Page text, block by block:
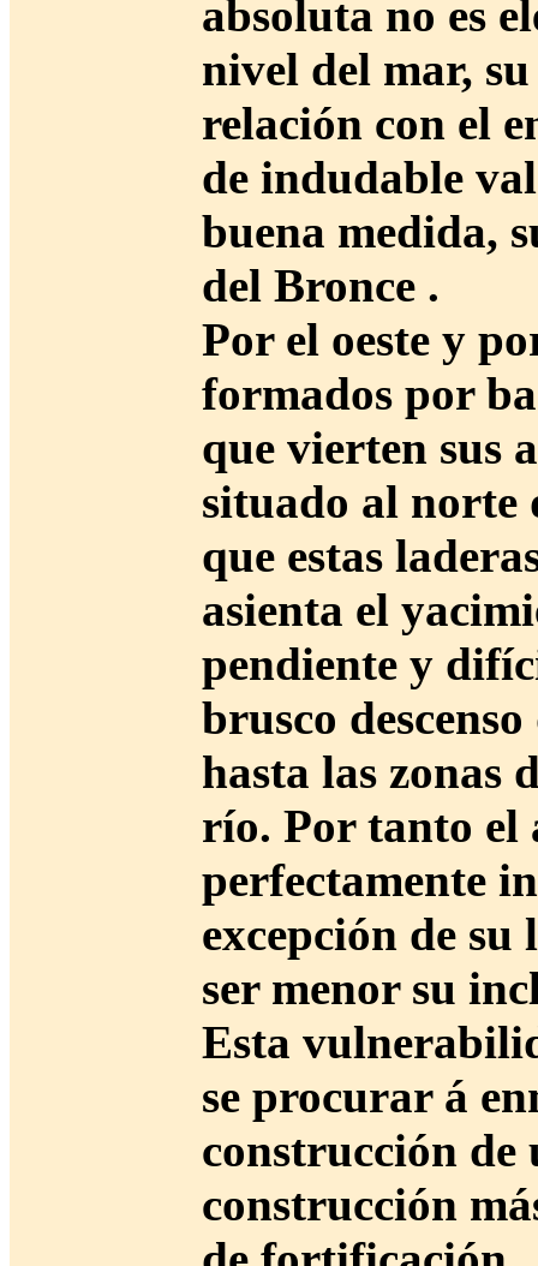
absoluta no es
nivel del mar,
relación con el
de indudable
buena medida,
del Bronce .
Por el oeste y
formados por
que vierten sus
situado al norte
que estas
asienta el
pendiente y
brusco
hasta las zonas
río. Por tanto el
perfectamente
excepción de
ser menor su
Esta
se procurar á
construcción
construcción